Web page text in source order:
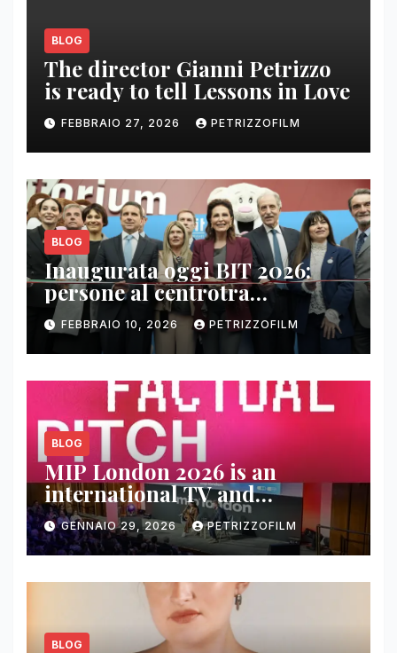
BLOG
The director Gianni Petrizzo
is ready to tell Lessons in Love
FEBBRAIO 27, 2026 PETRIZZOFILM
BLOG
Inaugurata oggi BIT 2026:
persone al centrotra
contenuti, relazioni e business
FEBBRAIO 10, 2026 PETRIZZOFILM
BLOG
MIP London 2026 is an
international TV and
streaming content market
GENNAIO 29, 2026 PETRIZZOFILM
BLOG